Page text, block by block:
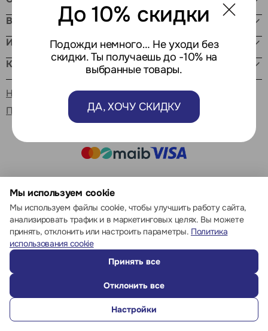
Время работы
Информация
Как нас найти
Настройки cookie
Политика использования cookie
ПОЗВОНИТЬ ИЗБРАННОЕ КАТАЛОГ СРАВНЕНИЕ ВОЙТИ
До 10% скидки
Подожди немного… Не уходи без
скидки. Ты получаешь до -10% на
выбранные товары.
ДА, ХОЧУ СКИДКУ
Мы используем cookie
Мы используем файлы cookie, чтобы улучшить работу сайта,
анализировать трафик и в маркетинговых целях. Вы можете
принять, отклонить или настроить параметры. Политика
использования cookie
Принять все
Отклонить все
Настройки